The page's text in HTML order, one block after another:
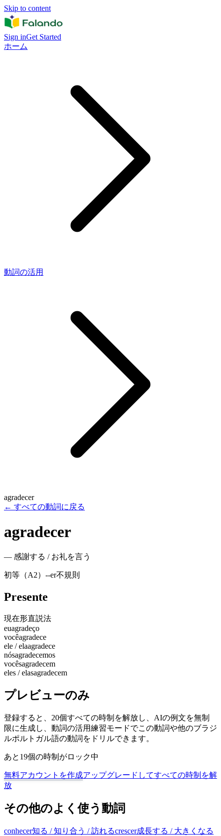
Skip to content
Sign inGet Started
ホーム
動詞の活用
agradecer
← すべての動詞に戻る
agradecer
— 感謝する / お礼を言う
初等（A2） --er不規則
Presente
現在形直説法
euagradeço
vocêagradece
ele / elaagradece
nósagradecemos
vocêsagradecem
eles / elasagradecem
プレビューのみ
登録すると、20個すべての時制を解放し、AIの例文を無制
限に生成し、動詞の活用練習モードでこの動詞や他のブラジ
ルポルトガル語の動詞をドリルできます。
あと19個の時制がロック中
無料アカウントを作成アップグレードしてすべての時制を解
放
その他のよく使う動詞
conhecer知る / 知り合う / 訪れるcrescer成長する / 大きくなる